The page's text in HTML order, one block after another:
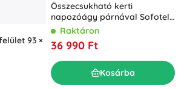
93 ×
Összecsukható kerti
napozóágy párnával Sofotel
ChillWell, 2 darabos szett,
Raktáron
36 990 Ft
Kosárba